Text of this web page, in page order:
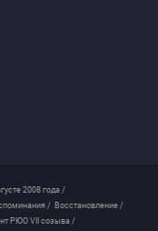
2008 года /
/ Восстановление /
РЮО VII созыва /